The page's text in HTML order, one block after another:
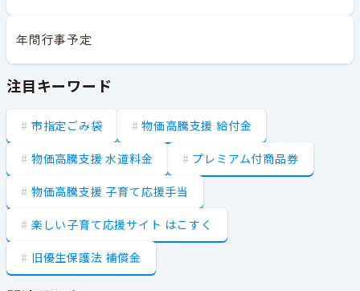
年間行事予定
注目キーワード
市指定ごみ袋 物価高騰支援 給付金
物価高騰支援 水道料金 プレミアム付商品券
物価高騰支援 子育て応援手当
楽しい子育て応援サイト はこすく
旧優生保護法 補償金